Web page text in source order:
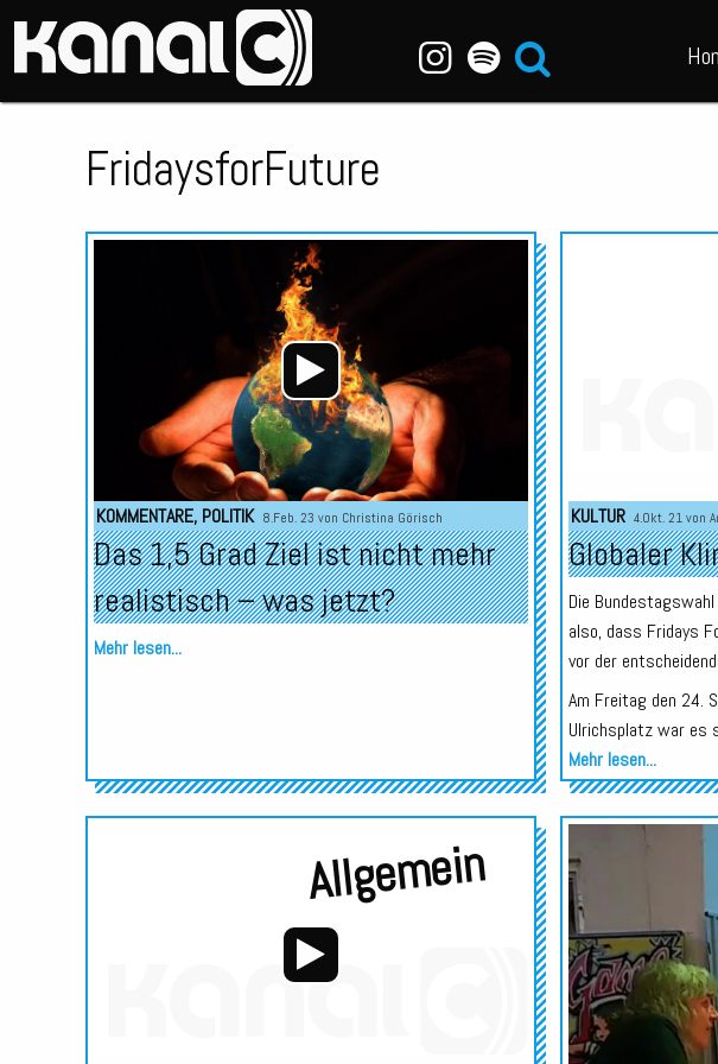
FridaysforFuture
Audio-
Player
KOMMENTARE, POLITIK 8.Feb. 23 von Christina Görisch
Das 1,5 Grad Ziel ist nicht mehr
realistisch – was jetzt?
Mehr lesen...
KULTUR 4.Okt. 21 von
Globaler
Die
also, dass Fridays
vor der
Am Freitag den 24.
Ulrichsplatz war es
Mehr lesen...
Allgemein